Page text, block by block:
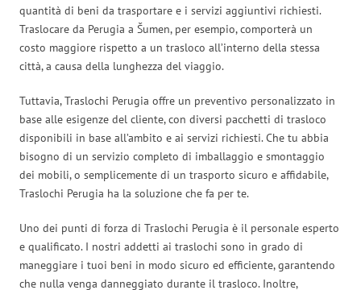
quantità di beni da trasportare e i servizi aggiuntivi richiesti.
Traslocare da Perugia a Šumen, per esempio, comporterà un
costo maggiore rispetto a un trasloco all’interno della stessa
città, a causa della lunghezza del viaggio.
Tuttavia, Traslochi Perugia offre un preventivo personalizzato in
base alle esigenze del cliente, con diversi pacchetti di trasloco
disponibili in base all’ambito e ai servizi richiesti. Che tu abbia
bisogno di un servizio completo di imballaggio e smontaggio
dei mobili, o semplicemente di un trasporto sicuro e affidabile,
Traslochi Perugia ha la soluzione che fa per te.
Uno dei punti di forza di Traslochi Perugia è il personale esperto
e qualificato. I nostri addetti ai traslochi sono in grado di
maneggiare i tuoi beni in modo sicuro ed efficiente, garantendo
che nulla venga danneggiato durante il trasloco. Inoltre,